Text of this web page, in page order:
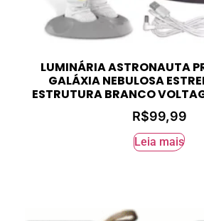
LUMINÁRIA ASTRONAUTA
GALÁXIA NEBULOSA
ESTRUTURA BRANCO
R$99,99
Leia mais